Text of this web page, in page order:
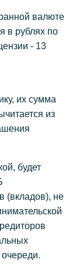
валюте
в рублях по
- 13
их сумма
из
будет
(вкладов), не